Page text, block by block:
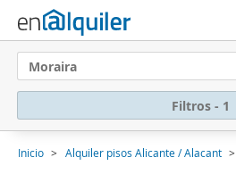
Moraira
Filtros - 1
Inicio Alquiler pisos Alicante / Alacant